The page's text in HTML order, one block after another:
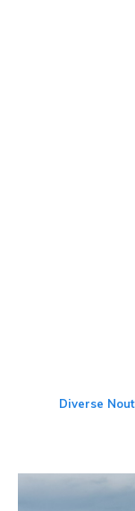
Diverse